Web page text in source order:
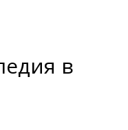
в